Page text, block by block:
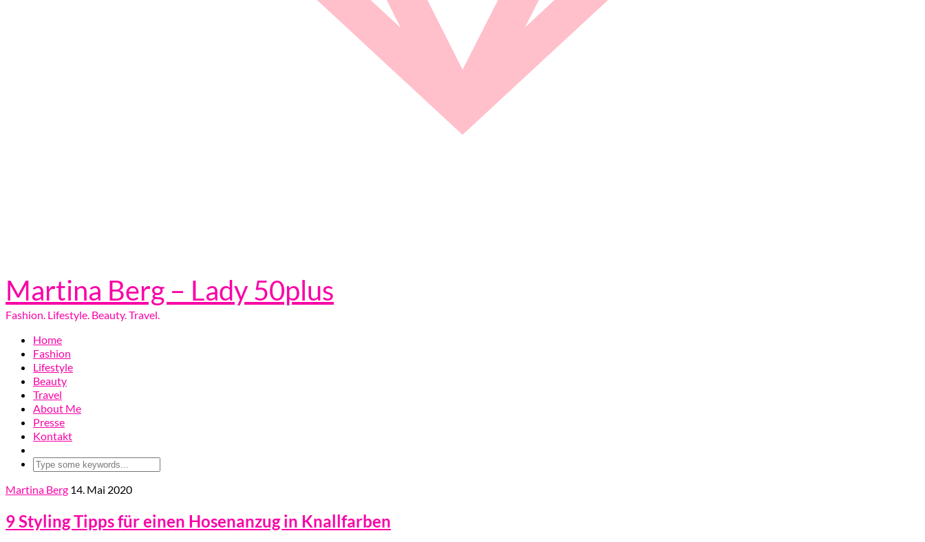
Martina Berg – Lady 50plus
Fashion. Lifestyle. Beauty. Travel.
Home
Fashion
Lifestyle
Beauty
Travel
About Me
Presse
Kontakt
Martina Berg 14. Mai 2020
9 Styling Tipps für einen Hosenanzug in Knallfarben